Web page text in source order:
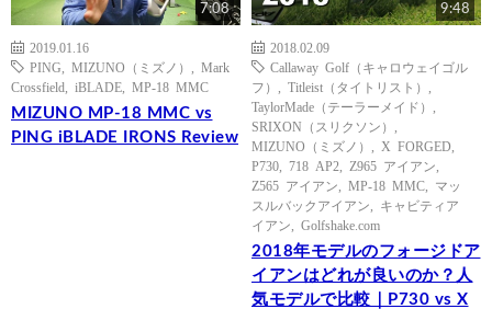
7:08
2019.01.16
PING
MIZUNO（ミズノ）
Mark
Crossfield
iBLADE MP-18 MMC
MIZUNO MP-18 MMC vs
PING iBLADE IRONS Review
9:48
2018.02.09
Callaway Golf（キャロウェイゴル
フ）
Titleist（タイトリスト）
TaylorMade（テーラーメイド）
SRIXON（スリクソン）
MIZUNO（ミズノ）
X FORGED
P730
718 AP2 Z965 アイアン
Z565 アイアン
MP-18 MMC
マッ
スルバックアイアン
キャビティア
イアン
Golfshake.com
2018年モデルのフォージドア
イアンはどれが良いのか？人
気モデルで比較｜P730 vs X